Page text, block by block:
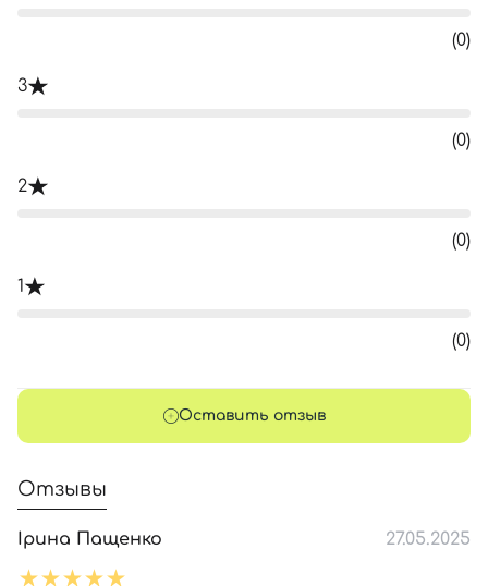
(0)
3
(0)
2
(0)
1
(0)
Оставить отзыв
Отзывы
Ірина Пащенко 27.05.2025